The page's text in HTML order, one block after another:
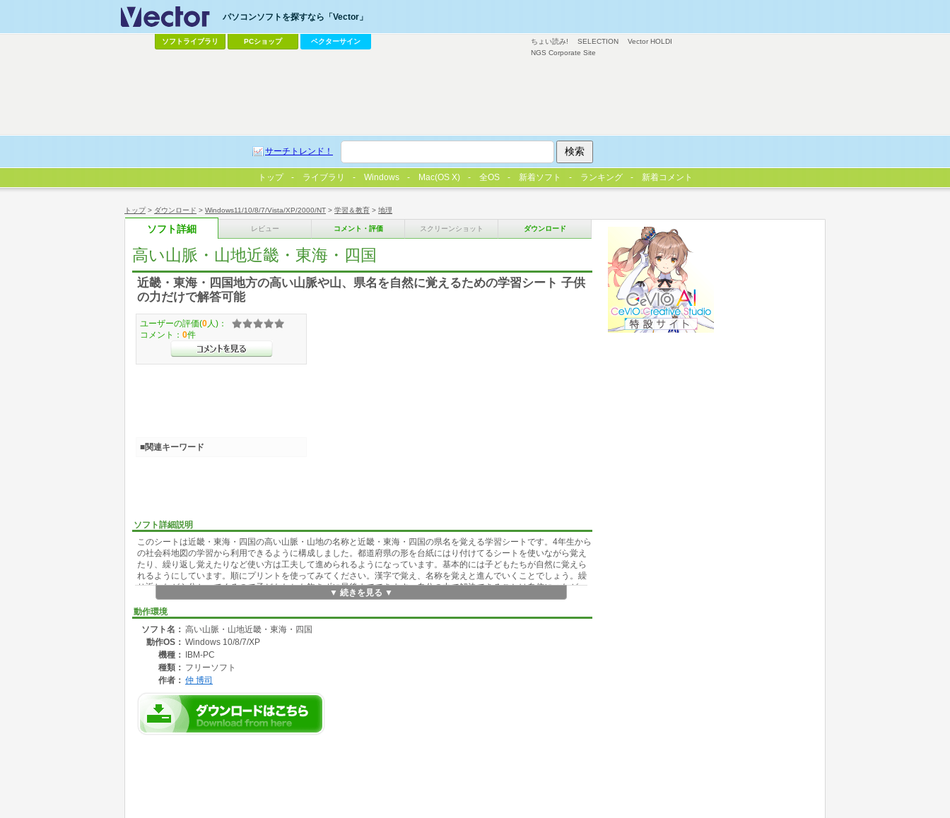
トップ> ダウンロード > Windows11/10/8/7/Vista/XP/2000/NT > 学習＆教育 > 地理
ソフト詳細 レビュー コメント・評価 スクリーンショット ダウンロード
高い山脈・山地近畿・東海・四国
近畿・東海・四国地方の高い山脈や山、県名を自然に覚えるための学習シート 子供
の力だけで解答可能
ソフト詳細説明
このシートは近畿・東海・四国の高い山脈・山地の名称と近畿・東海・四国の県名を覚える学習シートです。4年生から
の社会科地図の学習から利用できるように構成しました。都道府県の形を台紙にはり付けてるシートを使いながら覚え
たり、繰り返し覚えたりなど使い方は工夫して進められるようになっています。基本的には子どもたちが自然に覚えら
れるようにしています。順にプリントを使ってみてください。漢字で覚え、名称を覚えと進んでいくことでしょう。繰
り返しながら分かってくるので子どもたちも飽きずに最後までできます。自分の力で解決できることは自信につなが
り、やる気を引き出します。一粒プリントの発想ですが・・・・使用していただけると一粒プリントの構成を理解して
もらええると思います。
▼ 続きを見る ▼
動作環境
ソフト名： 高い山脈・山地近畿・東海・四国
動作OS： Windows 10/8/7/XP
機種：
IBM-PC
種類： フリーソフト
作者： 仲 博司
ユーザーの評価(0 人)：
コメント： 0件
■関連キーワード
ちょい読み! SELECTION
Vector HOLDI
NGS Corporate Site
パソコンソフトを探すなら「Vector」
ソフトライブラリ PCショップ ベクターサイン
サーチトレンド！
トップ ライブラリ Windows Mac(OS X) 全OS 新着ソフト ランキング 新着コメント